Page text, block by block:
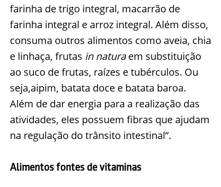
farinha de trigo integral, macarrão de
farinha integral e arroz integral. Além disso,
consuma outros alimentos como aveia, chia
e linhaça, frutas in naturaem substituição
ao suco de frutas, raízes e tubérculos. Ou
seja,aipim, batata doce e batata baroa.
Além de dar energia para a realização das
atividades, eles possuem fibras que ajudam
na regulação do trânsito intestinal”.
Alimentos fontes de vitaminas